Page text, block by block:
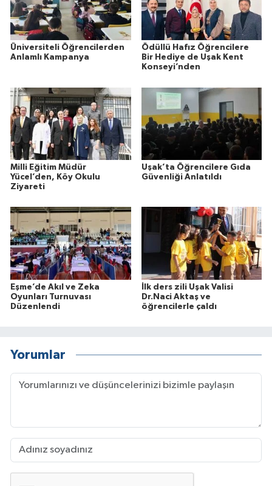
Üniversiteli Öğrencilerden
Anlamlı Kampanya
Ödüllü Hafız Öğrencilere
Bir Hediye de Uşak Kent
Konseyi’nden
Milli Eğitim Müdür
Yücel’den, Köy Okulu
Ziyareti
Uşak’ta Öğrencilere Gıda
Güvenliği Anlatıldı
Eşme’de Akıl ve Zeka
Oyunları Turnuvası
Düzenlendi
İlk ders zili Uşak Valisi
Dr.Naci Aktaş ve
öğrencilerle çaldı
Yorumlar